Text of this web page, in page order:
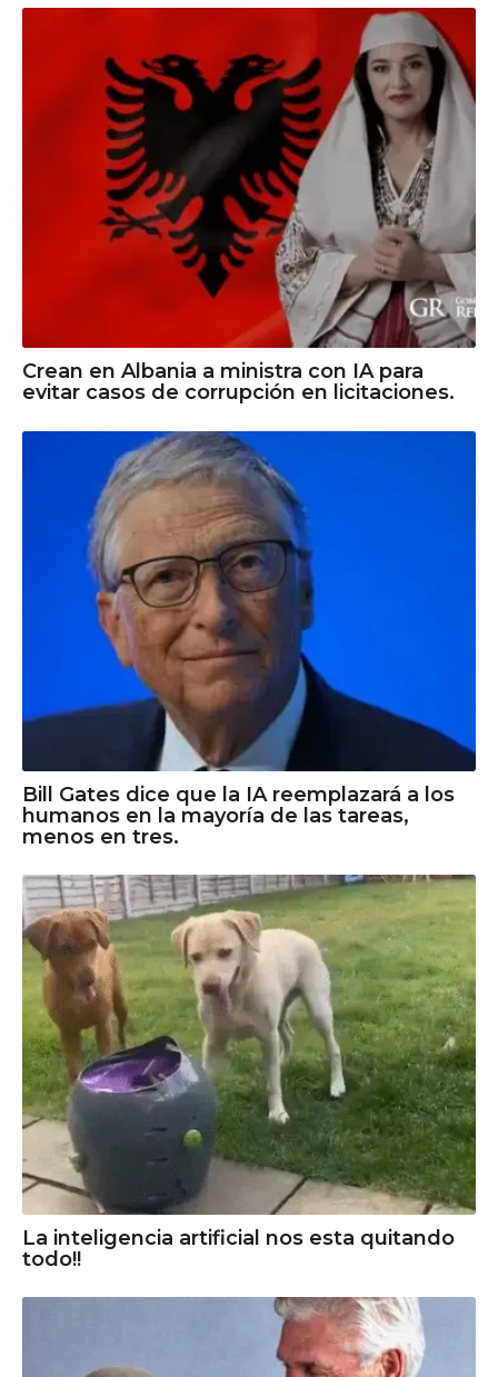
Crean en Albania a ministra con IA para
evitar casos de corrupción en licitaciones.
Bill Gates dice que la IA reemplazará a los
humanos en la mayoría de las tareas,
menos en tres.
La inteligencia artificial nos esta quitando
todo!!